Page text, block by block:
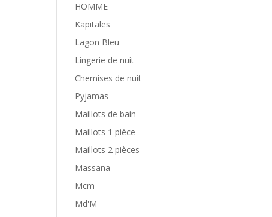
HOMME
Kapitales
Lagon Bleu
Lingerie de nuit
Chemises de nuit
Pyjamas
Maillots de bain
Maillots 1 pièce
Maillots 2 pièces
Massana
Mcm
Md'M